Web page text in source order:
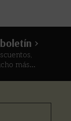
>
más...